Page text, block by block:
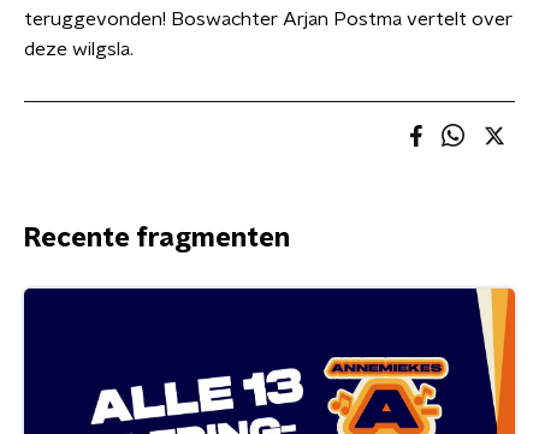
teruggevonden! Boswachter Arjan Postma vertelt over
deze wilgsla.
Recente fragmenten